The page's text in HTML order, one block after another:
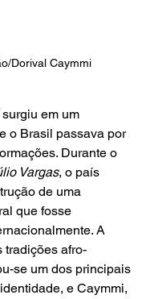
Dorival Caymmi
surgiu em um
o Brasil passava por
Durante o
Vargas, o país
de uma
que fosse
A
tradições afro-
se um dos principais
e Caymmi,